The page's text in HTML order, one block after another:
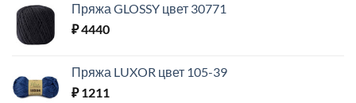
Пряжа GLOSSY цвет 30771
₽4440
Пряжа LUXOR цвет 105-39
₽1211